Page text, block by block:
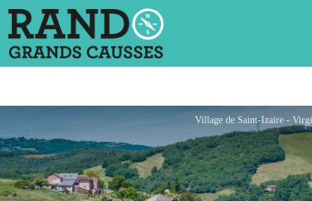
Village de Saint-Izaire -